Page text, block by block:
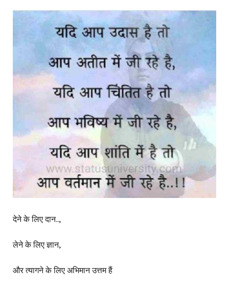
देने के लिए दान..,
लेने के लिए ज्ञान,
और त्यागने के लिए अभिमान उत्तम हैं